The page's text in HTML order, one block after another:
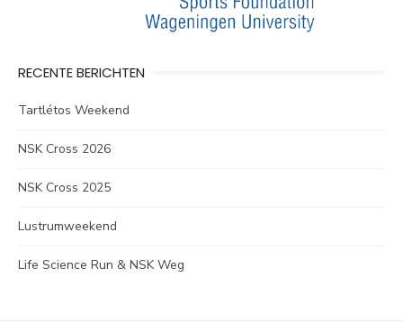
RECENTE BERICHTEN
Tartlétos Weekend
NSK Cross 2026
NSK Cross 2025
Lustrumweekend
Life Science Run & NSK Weg